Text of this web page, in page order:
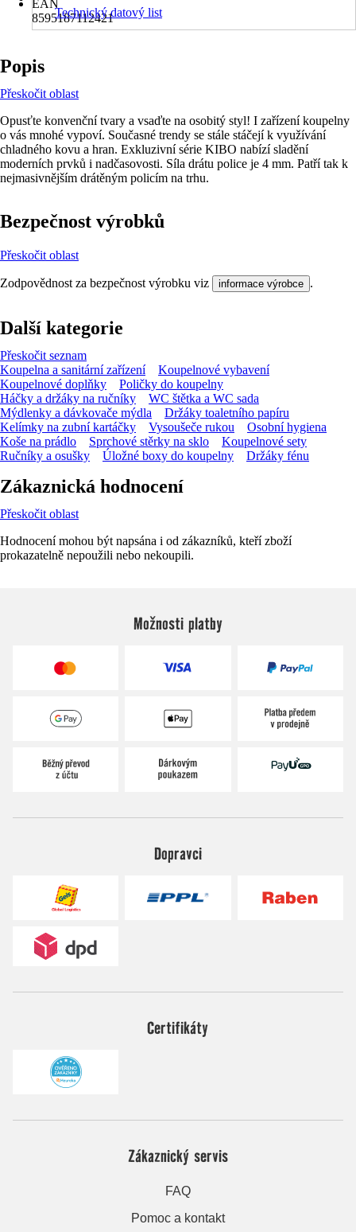
EAN
8595187112421
Technický datový list
Popis
Přeskočit oblast
Opusťte konvenční tvary a vsaďte na osobitý styl! I zařízení koupelny
o vás mnohé vypoví. Současné trendy se stále stáčejí k využívání
chladného kovu a hran. Exkluzivní série KIBO nabízí sladění
moderních prvků i nadčasovosti. Síla drátu police je 4 mm. Patří tak k
nejmasivnějším drátěným policím na trhu.
Bezpečnost výrobků
Přeskočit oblast
Zodpovědnost za bezpečnost výrobku viz informace výrobce .
Další kategorie
Přeskočit seznam
Koupelna a sanitární zařízení
Koupelnové vybavení
Koupelnové doplňky
Poličky do koupelny
Háčky a držáky na ručníky
WC štětka a WC sada
Mýdlenky a dávkovače mýdla
Držáky toaletního papíru
Kelímky na zubní kartáčky
Vysoušeče rukou
Osobní hygiena
Koše na prádlo
Sprchové stěrky na sklo
Koupelnové sety
Ručníky a osušky
Úložné boxy do koupelny Držáky fénu
Zákaznická hodnocení
Přeskočit oblast
Hodnocení mohou být napsána i od zákazníků, kteří zboží
prokazatelně nepoužili nebo nekoupili.
Možnosti platby
Dopravci
Certifikáty
Zákaznický servis
FAQ
Pomoc a kontakt